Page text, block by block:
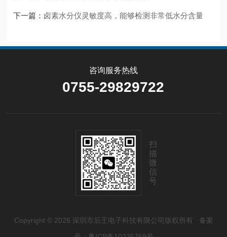
下一篇： 卤素水分仪灵敏度高，能够检测非常低水分含量
咨询服务热线
0755-29829722
扫
描
微
信
号
Copyright © 2026 深圳市后王电子科技有限公司版权所有 备案